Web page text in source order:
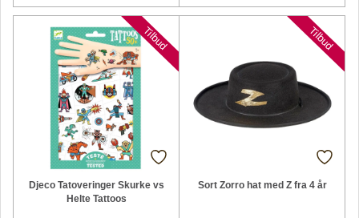
Djeco Tatoveringer Skurke vs
Helte Tattoos
Tilbud
Sort Zorro hat med Z fra 4 år
Tilbud